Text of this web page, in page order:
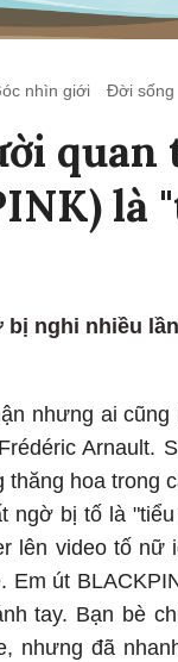
nhìn giới Đời sống
quan
là
bị nghi nhiều
nhưng ai
Arnault.
thăng hoa trong
ngờ bị tố là
lên video tố nữ
Em út
tay. Bạn bè
nhưng đã